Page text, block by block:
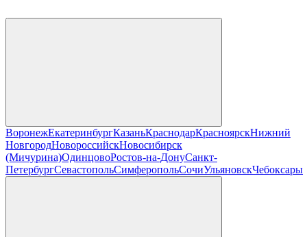
ВоронежЕкатеринбургКазаньКраснодарКрасноярскНижний
НовгородНовороссийскНовосибирск
(Мичурина)ОдинцовоРостов-на-ДонуСанкт-
ПетербургСевастопольСимферопольСочиУльяновскЧебоксары